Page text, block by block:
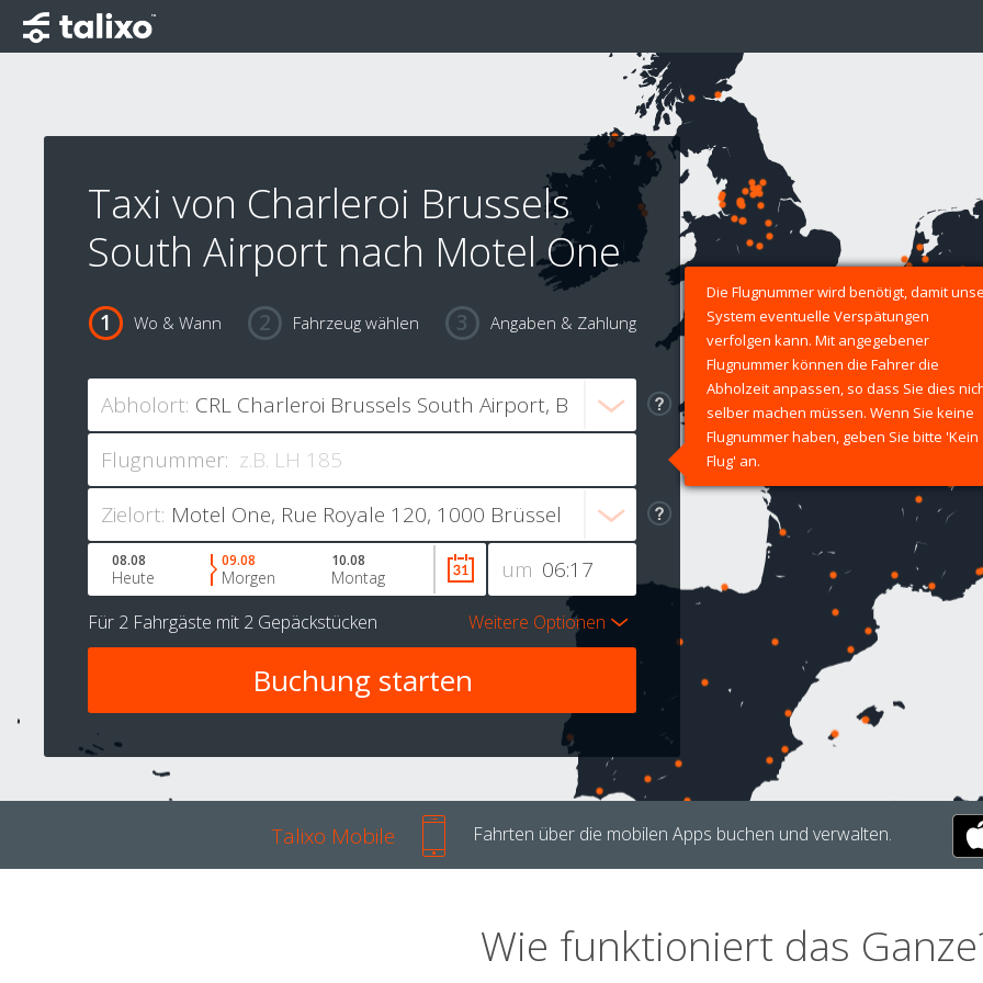
Taxi von Charleroi Brussels
South Airport nach Motel One
Wo & Wann Fahrzeug wählen Angaben & Zahlung
Abholort:
Flugnummer:
Die Flugnummer wird benötigt, damit
System eventuelle Verspätungen
verfolgen kann. Mit angegebener
Flugnummer können die Fahrer die
Abholzeit anpassen, so dass Sie dies
selber machen müssen. Wenn Sie keine
Flugnummer haben, geben Sie bitte 'Kein
Flug' an.
Zielort:
um
08.08
Heute
09.08
Morgen
10.08
Montag
Für 2 Fahrgäste mit 2 Gepäckstücken Weitere Optionen
Talixo Mobile Fahrten über die mobilen Apps buchen und verwalten.
Wie funktioniert das